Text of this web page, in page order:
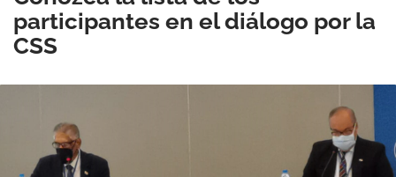
participantes en el diálogo por la
CSS